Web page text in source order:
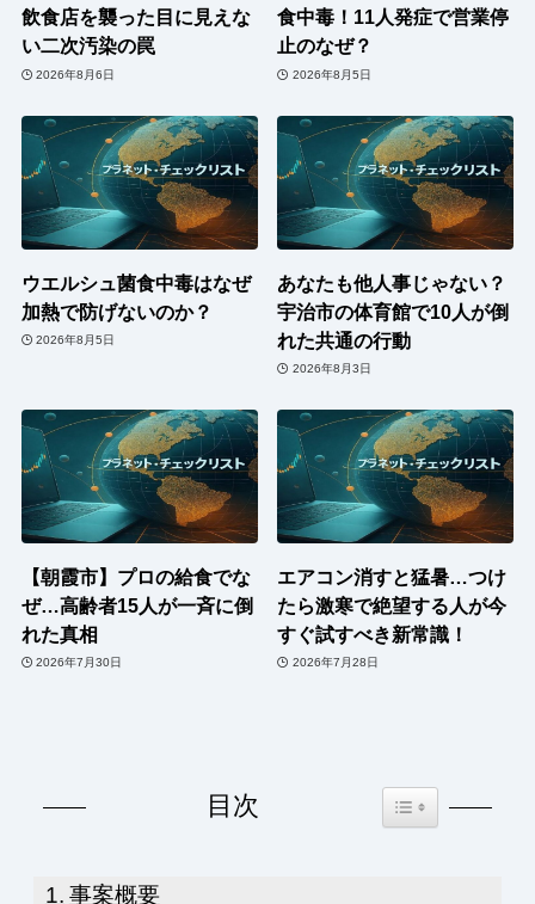
飲食店を襲った目に見えな
い二次汚染の罠
2026年8月6日
食中毒！11人発症で営業停
止のなぜ？
2026年8月5日
ウエルシュ菌食中毒はなぜ
加熱で防げないのか？
2026年8月5日
あなたも他人事じゃない？
宇治市の体育館で10人が倒
れた共通の行動
2026年8月3日
【朝霞市】プロの給食でな
ぜ…高齢者15人が一斉に倒
れた真相
2026年7月30日
エアコン消すと猛暑…つけ
たら激寒で絶望する人が今
すぐ試すべき新常識！
2026年7月28日
目次 Toggle Table of
事案概要